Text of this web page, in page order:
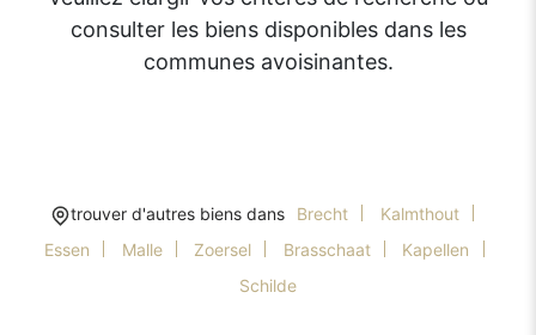
consulter les biens disponibles dans les
communes avoisinantes.
trouver d'autres biens dans Brecht
Kalmthout
Essen
Malle Zoersel Brasschaat
Kapellen
Schilde